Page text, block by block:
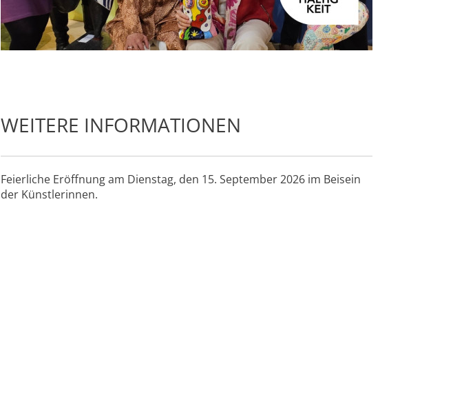
WEITERE INFORMATIONEN
Feierliche Eröffnung am Dienstag, den 15. September 2026 im Beisein
der Künstlerinnen.